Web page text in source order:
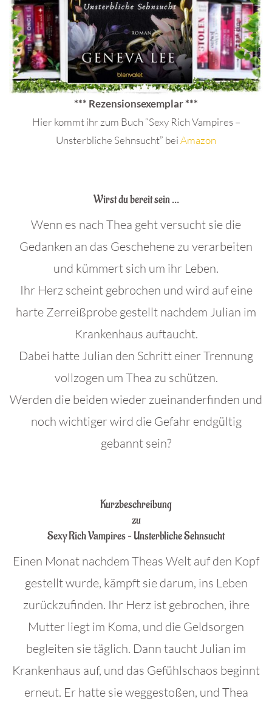
*** Rezensionsexemplar ***
Hier kommt ihr zum Buch “Sexy Rich Vampires –
Unsterbliche Sehnsucht” beiAmazon
Wirst du bereit sein …
Wenn es nach Thea geht versucht sie die
Gedanken an das Geschehene zu verarbeiten
und kümmert sich um ihr Leben.
Ihr Herz scheint gebrochen und wird auf eine
harte Zerreißprobe gestellt nachdem Julian im
Krankenhaus auftaucht.
Dabei hatte Julian den Schritt einer Trennung
vollzogen um Thea zu schützen.
Werden die beiden wieder zueinanderfinden und
noch wichtiger wird die Gefahr endgültig
gebannt sein?
Kurzbeschreibung
zu
Sexy Rich Vampires – Unsterbliche Sehnsucht
Einen Monat nachdem Theas Welt auf den Kopf
gestellt wurde, kämpft sie darum, ins Leben
zurückzufinden. Ihr Herz ist gebrochen, ihre
Mutter liegt im Koma, und die Geldsorgen
begleiten sie täglich. Dann taucht Julian im
Krankenhaus auf, und das Gefühlschaos beginnt
erneut. Er hatte sie weggestoßen, und Thea